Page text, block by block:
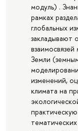
модуль) .
рамках
глобальных
закладывают
Земли
изменений,
климата на